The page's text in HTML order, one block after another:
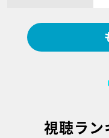
視聴ラン